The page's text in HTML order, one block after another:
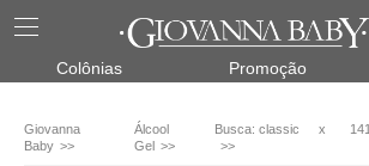
Colônias Promoção
Giovanna
Baby
Álcool
Gel
Busca: classic x 141
Álcool